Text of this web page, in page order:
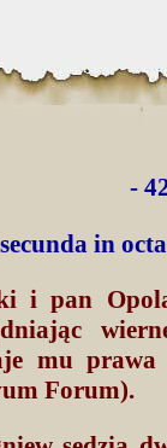
-
in
i pan
mu
Forum).